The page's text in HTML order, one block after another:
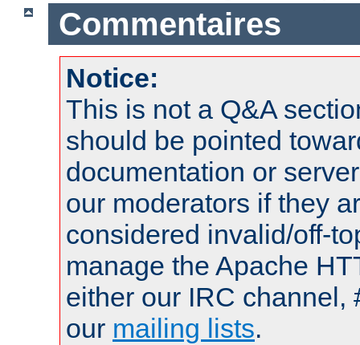
Commentaires
Notice:
This is not a Q&A
should be pointed
documentation or
our moderators if they
considered invalid/off-
manage the Apache
either our IRC channel,
our mailing lists.